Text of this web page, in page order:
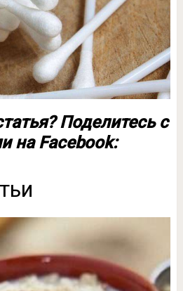
Поделитесь с
на Facebook: